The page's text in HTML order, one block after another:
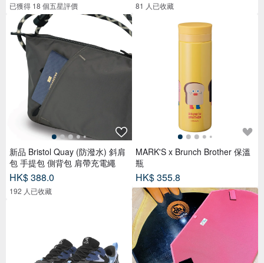
已獲得 18 個五星評價
新品 Bristol Quay (防潑水) 斜肩
包 手提包 側背包 肩帶充電繩
HK$ 388.0
192 人已收藏
81 人已收藏
MARK'S x Brunch Brother 保溫
瓶
HK$ 355.8